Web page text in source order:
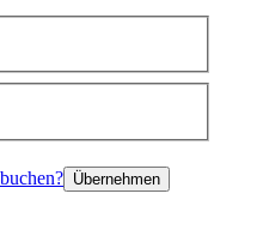
Übernehmen